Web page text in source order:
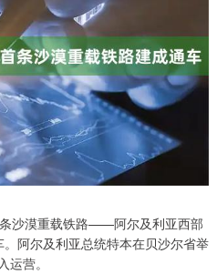
沙漠重载铁路——阿尔及利亚西部
阿尔及利亚总统特本在贝沙尔省举
营。